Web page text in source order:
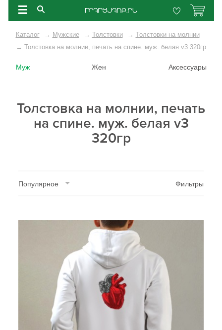
Каталог → Мужские → Толстовки → Толстовки на молнии
→ Толстовка на молнии, печать на спине. муж. белая v3 320гр
Муж Жен Аксессуары
Толстовка на молнии, печать
на спине. муж. белая v3
320гр
Популярное Фильтры